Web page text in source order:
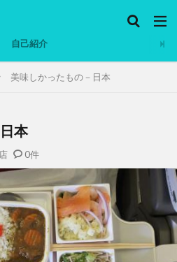
自己紹介
美味しかったもの－日本
本
0件
ヨーグルト
日本人村社会 脱水シート
検索